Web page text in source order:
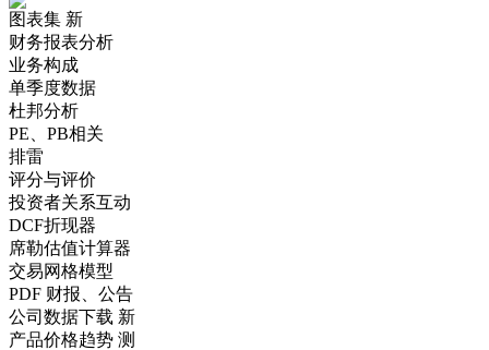
图表集 新
财务报表分析
业务构成
单季度数据
杜邦分析
PE、PB相关
排雷
评分与评价
投资者关系互动
DCF折现器
席勒估值计算器
交易网格模型
PDF 财报、公告
公司数据下载 新
产品价格趋势 测